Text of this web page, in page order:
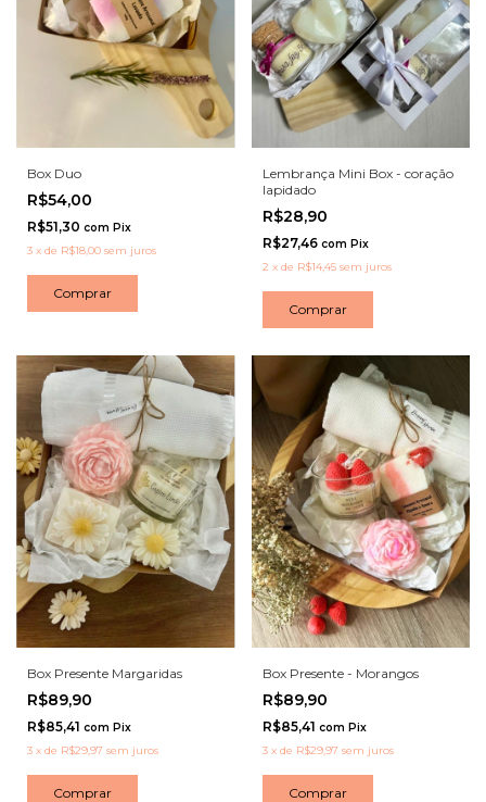
Box Duo
R$54,00
R$51,30 com Pix
3 x de R$18,00 sem juros
Comprar
Lembrança Mini Box - coração
lapidado
R$28,90
R$27,46 com Pix
2 x de R$14,45 sem juros
Comprar
Box Presente Margaridas
R$89,90
R$85,41 com Pix
3 x de R$29,97 sem juros
Comprar
Box Presente - Morangos
R$89,90
R$85,41 com Pix
3 x de R$29,97 sem juros
Comprar